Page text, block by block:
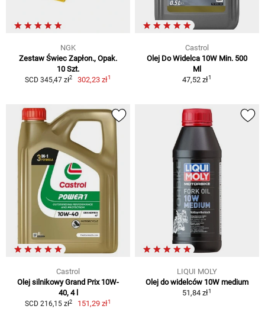
NGK
Zestaw Świec Zapłon., Opak.
10 Szt.
SCD 345,47 zł2 302,23 zł1
Castrol
Olej Do Widelca 10W Min. 500
Ml
47,52 zł1
Castrol
Olej silnikowy Grand Prix 10W-
40, 4 l
SCD 216,15 zł2 151,29 zł1
LIQUI MOLY
Olej do widelców 10W medium
51,84 zł1